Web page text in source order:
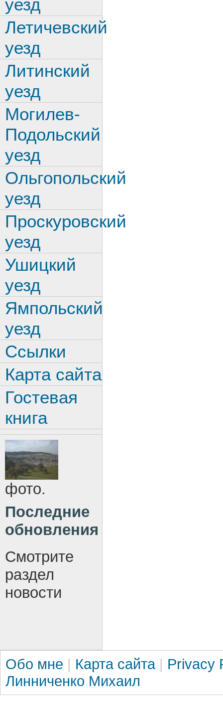
уезд
Летичевский
уезд
Литинский
уезд
Могилев-
Подольский
уезд
Ольгопольский
уезд
Проскуровский
уезд
Ушицкий
уезд
Ямпольский
уезд
Ссылки
Карта сайта
Гостевая
книга
фото.
Последние
обновления
Смотрите
раздел
новости
Обо мне | Карта сайта | Privacy
Линниченко Михаил